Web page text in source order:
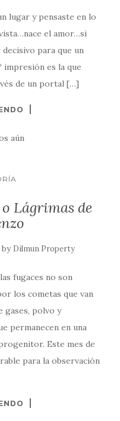
lugar y pensaste en lo
el amor…si
para que un
impresión es la que
de un portal […]
aún
Lágrimas de
by Dilmun Property
fugaces no son
los cometas que van
gases, polvo y
permanecen en una
Este mes de
para la observación